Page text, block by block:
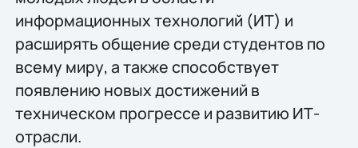
информационных технологий (ИТ) и
расширять общение среди студентов по
всему миру, а также способствует
появлению новых достижений в
техническом прогрессе и развитию ИТ-
отрасли.